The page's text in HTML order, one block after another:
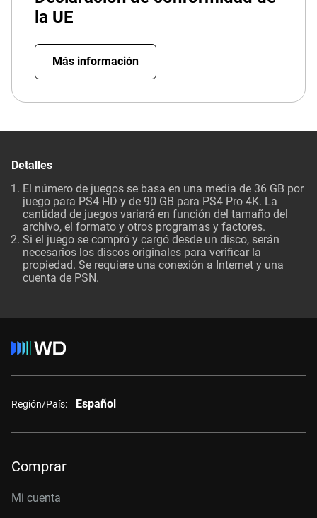
la UE
Más información
Detalles
El número de juegos se basa en una media de 36 GB por
juego para PS4 HD y de 90 GB para PS4 Pro 4K. La
cantidad de juegos variará en función del tamaño del
archivo, el formato y otros programas y factores.
Si el juego se compró y cargó desde un disco, serán
necesarios los discos originales para verificar la
propiedad. Se requiere una conexión a Internet y una
cuenta de PSN.
Región/País: Español
Comprar
Mi cuenta